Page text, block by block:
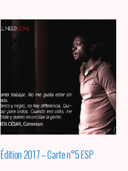
Édition 2017 – Carte n°5 ESP